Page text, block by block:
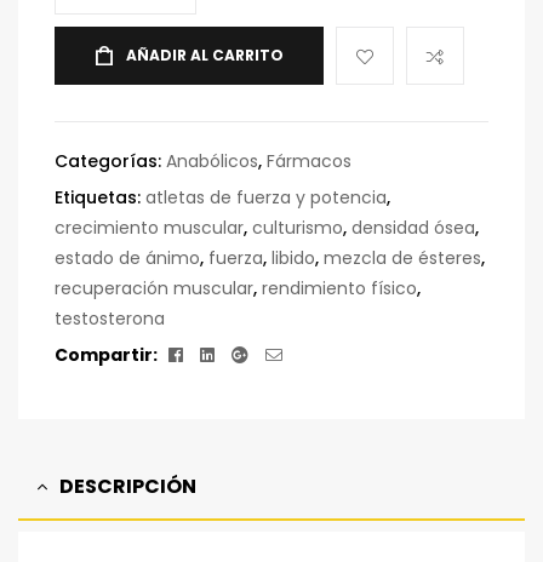
AÑADIR AL CARRITO
Categorías: Anabólicos, Fármacos
Etiquetas: atletas de fuerza y ​​potencia,
crecimiento muscular, culturismo, densidad ósea,
estado de ánimo, fuerza, libido, mezcla de ésteres,
recuperación muscular, rendimiento físico,
testosterona
Compartir:
Facebook
LinkedinGoogle+
Correo
DESCRIPCIÓN